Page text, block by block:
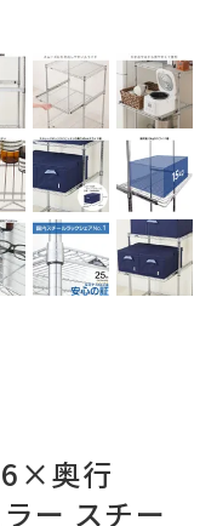
奥行
ー スチー